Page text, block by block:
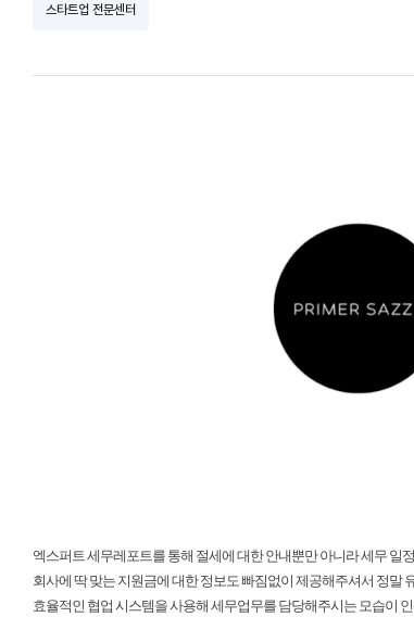
스타트업 전문센터
엑스퍼트 세무레포트를 통해 절세에 대한 안내뿐만 아니라 세무 일
회사에 딱 맞는 지원금에 대한 정보도 빠짐없이 제공해주셔서 정말
효율적인 협업 시스템을 사용해 세무업무를 담당해주시는 모습이